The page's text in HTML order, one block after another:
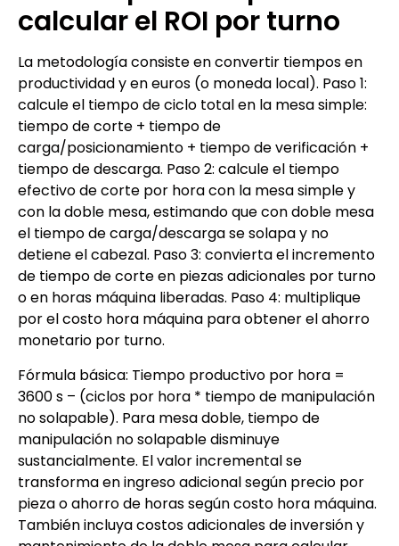
calcular el ROI por turno
La metodología consiste en convertir tiempos en
productividad y en euros (o moneda local). Paso 1:
calcule el tiempo de ciclo total en la mesa simple:
tiempo de corte + tiempo de
carga/posicionamiento + tiempo de verificación +
tiempo de descarga. Paso 2: calcule el tiempo
efectivo de corte por hora con la mesa simple y
con la doble mesa, estimando que con doble mesa
el tiempo de carga/descarga se solapa y no
detiene el cabezal. Paso 3: convierta el incremento
de tiempo de corte en piezas adicionales por turno
o en horas máquina liberadas. Paso 4: multiplique
por el costo hora máquina para obtener el ahorro
monetario por turno.
Fórmula básica: Tiempo productivo por hora =
3600 s – (ciclos por hora * tiempo de manipulación
no solapable). Para mesa doble, tiempo de
manipulación no solapable disminuye
sustancialmente. El valor incremental se
transforma en ingreso adicional según precio por
pieza o ahorro de horas según costo hora máquina.
También incluya costos adicionales de inversión y